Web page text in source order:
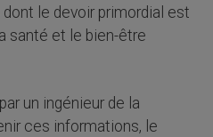
le devoir primordial est
santé et le bien-être
un ingénieur de la
ces informations, le